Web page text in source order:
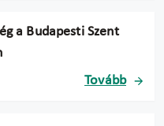
a Budapesti Szent
Tovább